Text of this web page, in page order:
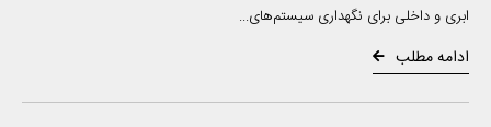
ابری و داخلی برای نگهداری سیستم‌های...
ادامه مطلب